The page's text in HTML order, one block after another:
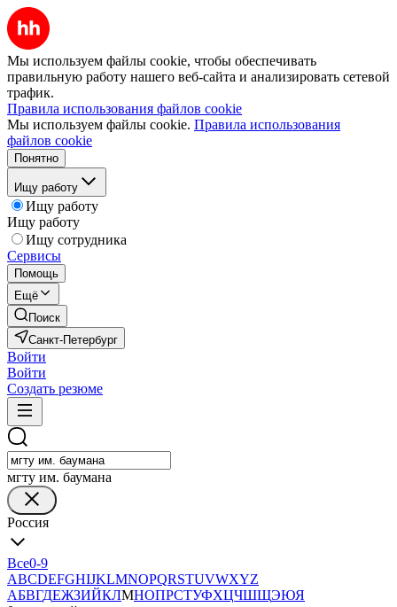
Мы используем файлы cookie, чтобы обеспечивать
правильную работу нашего веб-сайта и анализировать сетевой
трафик.
Правила использования файлов cookie
Мы используем файлы cookie. Правила использования
файлов cookie
Понятно
Ищу работу
Ищу работу
Ищу работу
Ищу сотрудника
Сервисы
Помощь
Ещё
Поиск
Санкт-Петербург
Войти
Войти
Создать резюме
мгту им. баумана
Россия
Все0-9
ABCDEFGHIJKLMNOPQRSTUVWXYZ
АБВГДЕЖЗИЙКЛМНОПРСТУФХЦЧШЩЭЮЯ